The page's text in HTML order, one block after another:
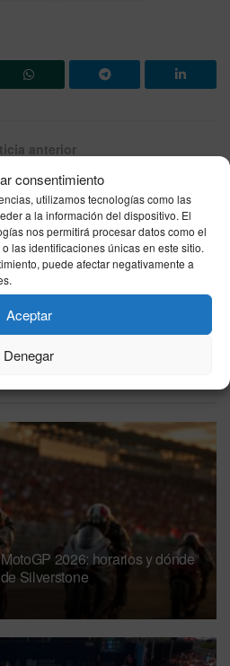
consentimiento
utilizamos tecnologías como las
a la información del dispositivo. El
nos permitirá procesar datos como el
las identificaciones únicas en este sitio.
puede afectar negativamente a
Aceptar
Denegar
anterior
ver hoy por TV el Osasuna –
EA Sports en directo
noticia
17 de mayo, en Las Ventas:
la corrida de San Isidro por
2026: horarios y dónde
Silverstone